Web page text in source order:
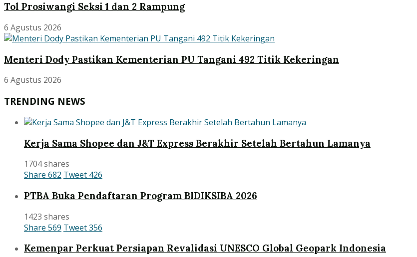
Tol Prosiwangi Seksi 1 dan 2 Rampung
6 Agustus 2026
Menteri Dody Pastikan Kementerian PU Tangani 492 Titik Kekeringan
6 Agustus 2026
TRENDING NEWS
Kerja Sama Shopee dan J&T Express Berakhir Setelah Bertahun Lamanya
1704 shares
Share 682 Tweet 426
PTBA Buka Pendaftaran Program BIDIKSIBA 2026
1423 shares
Share 569 Tweet356
Kemenpar Perkuat Persiapan Revalidasi UNESCO Global Geopark Indonesia